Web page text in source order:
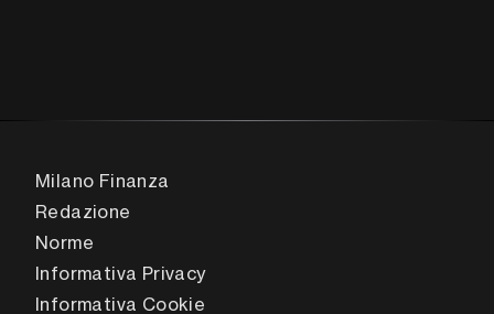
Milano Finanza
Redazione
Norme
Informativa Privacy
Informativa Cookie